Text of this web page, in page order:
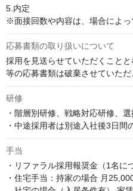
5.内定
※面接回数や内容は、場合によっ
応募書類の取り扱いについて
採用を見送らせていただくこと
等の応募書類は破棄させていただ
研修
・階層別研修、戦略対応研修、
・中途採用者は別途入社後3日間
手当
・リファラル採用報奨金（1名に
・住宅手当：持家の場合 月